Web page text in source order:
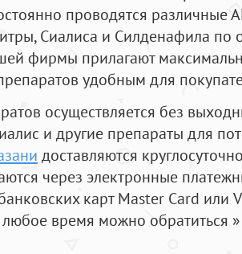
проводятся
Сиалиса и Силденафила по
фирмы прилагают
удобным для
осуществляется без
и другие препараты для
доставляются
через электронные
карт Master Card или
любое время можно обратиться